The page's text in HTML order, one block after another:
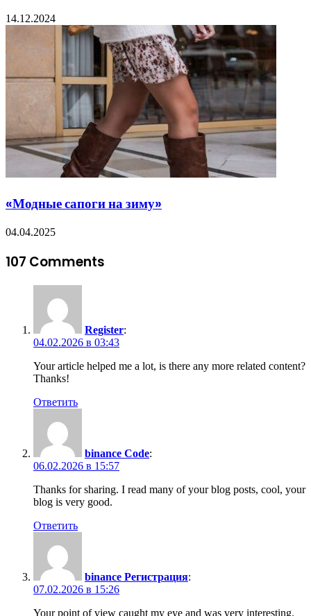
14.12.2024
«Модные сапоги на зиму»
04.04.2025
107 Comments
Register:
04.02.2026 в 03:43
Your article helped me a lot, is there any more related content?
Thanks!
Ответить
binance Code:
06.02.2026 в 15:57
Thanks for sharing. I read many of your blog posts, cool, your
blog is very good.
Ответить
binance Регистрация:
07.02.2026 в 15:26
Your point of view caught my eye and was very interesting.